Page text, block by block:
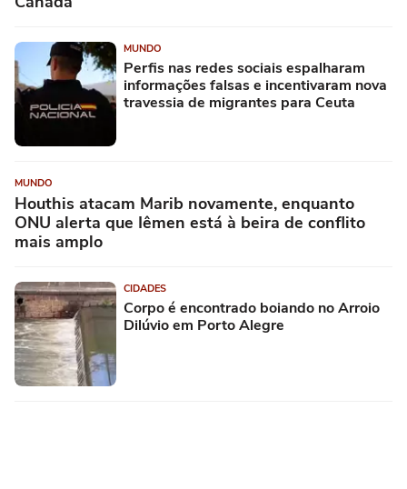
MUNDO
Perfis nas redes sociais espalharam
informações falsas e incentivaram nova
travessia de migrantes para Ceuta
MUNDO
Houthis atacam Marib novamente, enquanto
ONU alerta que Iêmen está à beira de conflito
mais amplo
CIDADES
Corpo é encontrado boiando no Arroio
Dilúvio em Porto Alegre